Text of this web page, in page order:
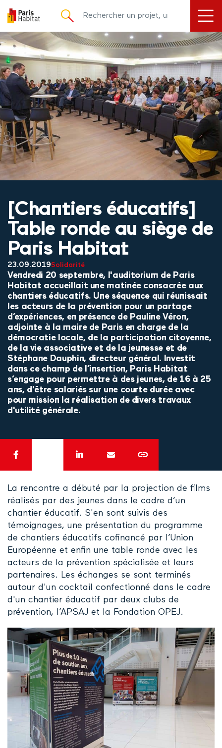
principal
[Chantiers éducatifs]
Table ronde au siège de
Paris Habitat
23.09.2019Solidarité
Vendredi 20 septembre, l'auditorium de Paris
Habitat accueillait une matinée consacrée aux
chantiers éducatifs. Une séquence qui réunissait
les acteurs de la prévention pour un partage
d’expériences, en présence de Pauline Véron,
adjointe à la maire de Paris en charge de la
démocratie locale, de la participation citoyenne,
de la vie associative et de la jeunesse et de
Stéphane Dauphin, directeur général. Investit
dans ce champ de l’insertion, Paris Habitat
s’engage pour permettre à des jeunes, de 16 à 25
ans, d'être salariés sur une courte durée avec
pour mission la réalisation de divers travaux
d'utilité générale.
​La rencontre a débuté par la projection de films
réalisés par des jeunes dans le cadre d’un
chantier éducatif. S'en sont suivis des
témoignages, une présentation du programme
de chantiers éducatifs cofinancé par l’Union
Européenne et enfin une table ronde avec les
acteurs de la prévention spécialisée et leurs
partenaires. Les échanges se sont terminés
autour d'un cocktail confectionné dans le cadre
d'un chantier éducatif par deux clubs de
prévention, l’APSAJ et la Fondation OPEJ.